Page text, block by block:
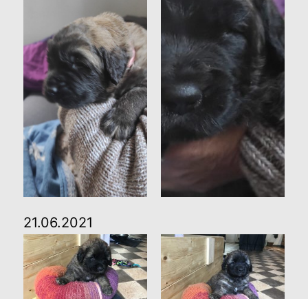
21.06.2021